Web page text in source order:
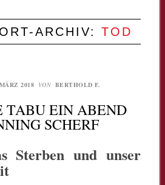
ARCHIV:TOD
2018 VON BERTHOLD F.
TABU EIN ABEND
SCHERF
Sterben und unser